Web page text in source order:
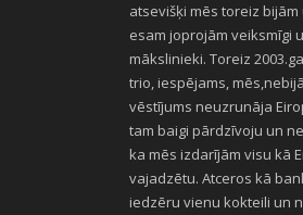
atsevišķi mēs toreiz
esam joprojām veiksmīgi
mākslinieki. Toreiz
trio, iespējams,
vēstījums neuzrunāja
tam baigi pārdzīvoju un
ka mēs izdarījām visu kā
vajadzētu. Atceros kā
iedzēru vienu kokteili un